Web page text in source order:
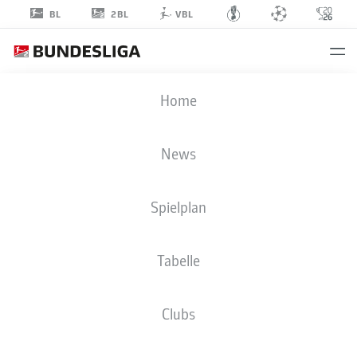
BL 2BL VBL
Home
News
Spielplan
Tabelle
Clubs